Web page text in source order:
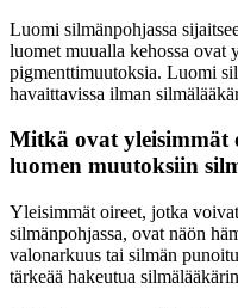
Luomi silmänpohjassa
luomet muualla kehossa ovat
pigmenttimuutoksia. Luomi
havaittavissa ilman
Mitkä ovat yleisimmät
luomen muutoksiin
Yleisimmät oireet, jotka
silmänpohjassa, ovat näön
valonarkuus tai silmän
tärkeää hakeutua